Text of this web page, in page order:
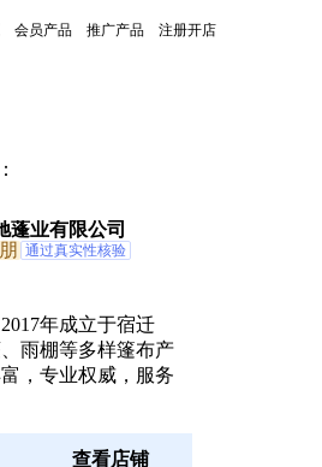
会员产品 推广产品 注册开店
蓬业有限公司
通过真实性核验
年成立于宿迁
雨棚等多样篷布产
，专业权威，服务
查看店铺